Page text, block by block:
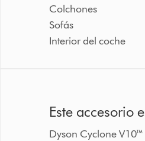
Colchones
Sofás
Interior del coche
Este accesorio
Dyson Cyclone V10™